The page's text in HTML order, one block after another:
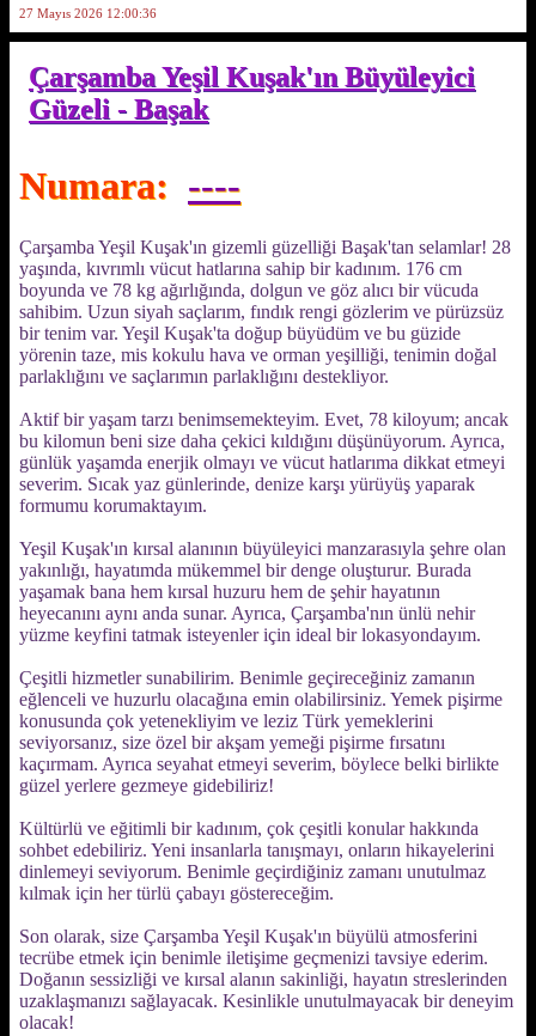
27 Mayıs 2026 12:00:36
Çarşamba Yeşil Kuşak'ın Büyüleyici
Güzeli - Başak
Numara: ----
Çarşamba Yeşil Kuşak'ın gizemli güzelliği Başak'tan selamlar! 28
yaşında, kıvrımlı vücut hatlarına sahip bir kadınım. 176 cm
boyunda ve 78 kg ağırlığında, dolgun ve göz alıcı bir vücuda
sahibim. Uzun siyah saçlarım, fındık rengi gözlerim ve pürüzsüz
bir tenim var. Yeşil Kuşak'ta doğup büyüdüm ve bu güzide
yörenin taze, mis kokulu hava ve orman yeşilliği, tenimin doğal
parlaklığını ve saçlarımın parlaklığını destekliyor.
Aktif bir yaşam tarzı benimsemekteyim. Evet, 78 kiloyum; ancak
bu kilomun beni size daha çekici kıldığını düşünüyorum. Ayrıca,
günlük yaşamda enerjik olmayı ve vücut hatlarıma dikkat etmeyi
severim. Sıcak yaz günlerinde, denize karşı yürüyüş yaparak
formumu korumaktayım.
Yeşil Kuşak'ın kırsal alanının büyüleyici manzarasıyla şehre olan
yakınlığı, hayatımda mükemmel bir denge oluşturur. Burada
yaşamak bana hem kırsal huzuru hem de şehir hayatının
heyecanını aynı anda sunar. Ayrıca, Çarşamba'nın ünlü nehir
yüzme keyfini tatmak isteyenler için ideal bir lokasyondayım.
Çeşitli hizmetler sunabilirim. Benimle geçireceğiniz zamanın
eğlenceli ve huzurlu olacağına emin olabilirsiniz. Yemek pişirme
konusunda çok yetenekliyim ve leziz Türk yemeklerini
seviyorsanız, size özel bir akşam yemeği pişirme fırsatını
kaçırmam. Ayrıca seyahat etmeyi severim, böylece belki birlikte
güzel yerlere gezmeye gidebiliriz!
Kültürlü ve eğitimli bir kadınım, çok çeşitli konular hakkında
sohbet edebiliriz. Yeni insanlarla tanışmayı, onların hikayelerini
dinlemeyi seviyorum. Benimle geçirdiğiniz zamanı unutulmaz
kılmak için her türlü çabayı göstereceğim.
Son olarak, size Çarşamba Yeşil Kuşak'ın büyülü atmosferini
tecrübe etmek için benimle iletişime geçmenizi tavsiye ederim.
Doğanın sessizliği ve kırsal alanın sakinliği, hayatın streslerinden
uzaklaşmanızı sağlayacak. Kesinlikle unutulmayacak bir deneyim
olacak!